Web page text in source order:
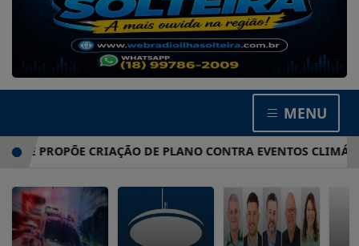
MENU
PROPÕE CRIAÇÃO DE PLANO CONTRA EVENTOS